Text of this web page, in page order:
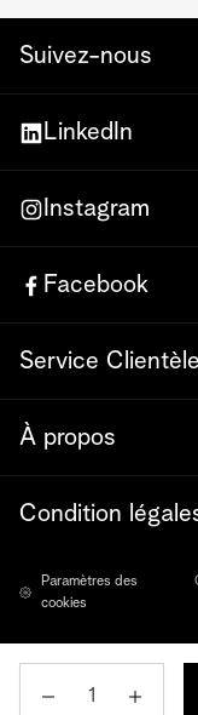
Suivez-nous
LinkedIn
Instagram
Facebook
Service Clientèle
À propos
Condition
Paramètres des
cookies